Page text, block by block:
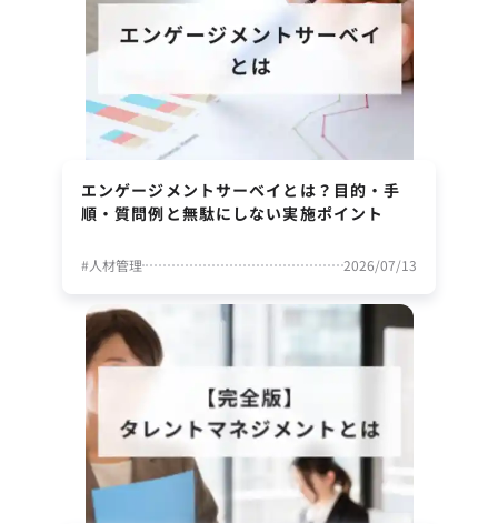
エンゲージメントサーベイとは？目的・手
順・質問例と無駄にしない実施ポイント
#人材管理 2026/07/13